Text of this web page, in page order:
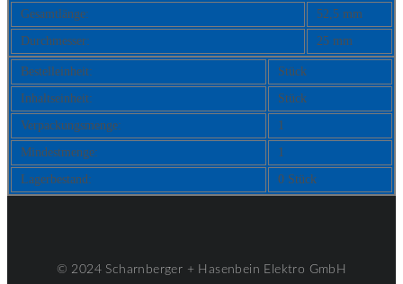
Gesamtlänge:
52,5 mm
Durchmesser:
25 mm
Bestelleinheit:
Stück
Inhaltseinheit:
Stück
Verpackungsmenge:
1
Mindestmenge:
1
Lagerbestand:
0 Stück
© 2024 Scharnberger + Hasenbein Elektro GmbH